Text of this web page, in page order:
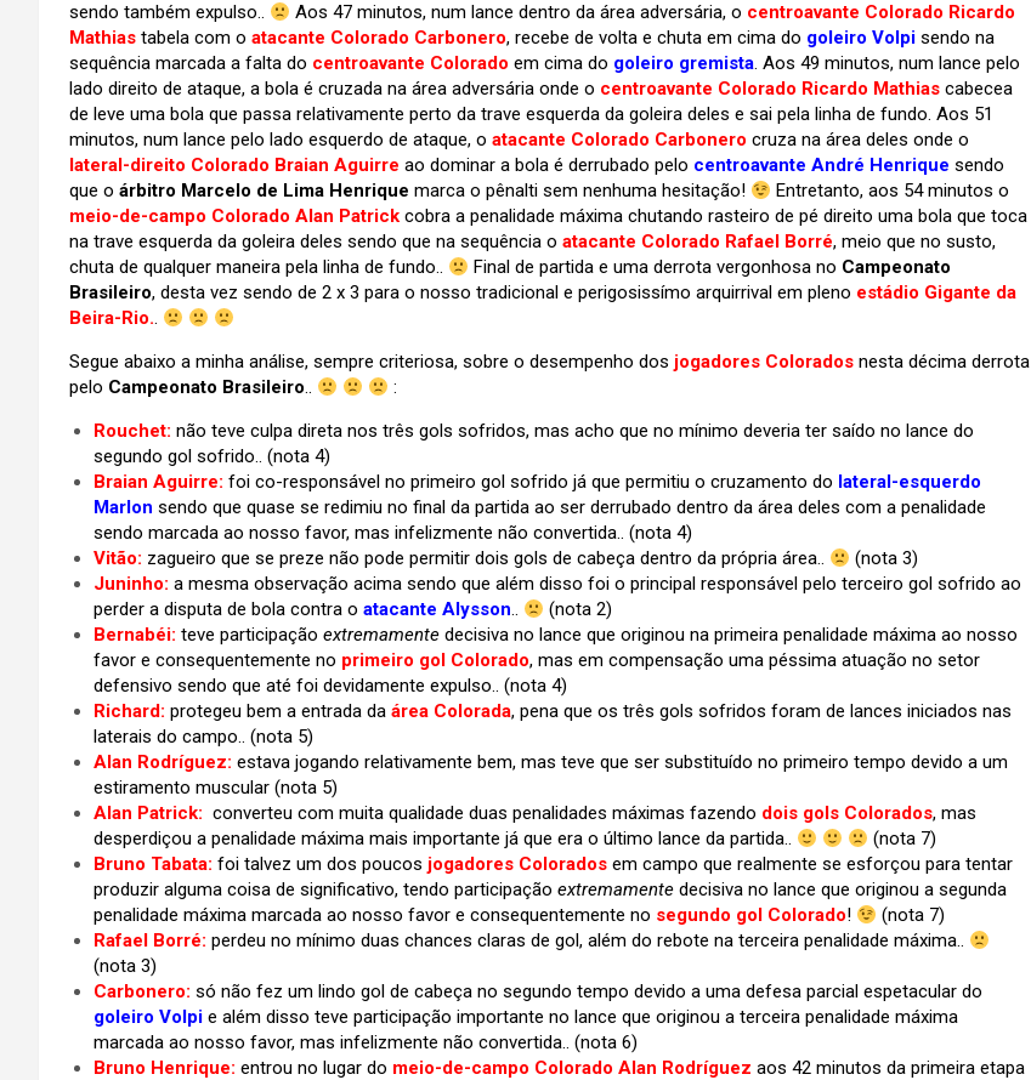
sendo também expulso..
Aos 47 minutos, num lance dentro da área adversária, o centroavante Colorado Ricardo
Mathias tabela com o atacante Colorado Carbonero, recebe de volta e chuta em cima do goleiro Volpi sendo na
sequência marcada a falta do centroavante Colorado em cima do goleiro gremista. Aos 49 minutos, num lance pelo
lado direito de ataque, a bola é cruzada na área adversária onde o centroavante Colorado Ricardo Mathias cabecea
de leve uma bola que passa relativamente perto da trave esquerda da goleira deles e sai pela linha de fundo. Aos 51
minutos, num lance pelo lado esquerdo de ataque, o atacante Colorado Carbonero cruza na área deles onde o
lateral-direito Colorado Braian Aguirre ao dominar a bola é derrubado pelo centroavante André Henrique sendo
que o árbitro Marcelo de Lima Henrique marca o pênalti sem nenhuma hesitação!
Entretanto, aos 54 minutos o
meio-de-campo Colorado Alan Patrick cobra a penalidade máxima chutando rasteiro de pé direito uma bola que toca
na trave esquerda da goleira deles sendo que na sequência o atacante Colorado Rafael Borré, meio que no susto,
chuta de qualquer maneira pela linha de fundo..
Final de partida e uma derrota vergonhosa no Campeonato
Brasileiro, desta vez sendo de 2 x 3 para o nosso tradicional e perigosissímo arquirrival em pleno estádio Gigante da
Beira-Rio..
Segue abaixo a minha análise, sempre criteriosa, sobre o desempenho dos jogadores Colorados nesta décima derrota
pelo Campeonato Brasileiro..
:
Rouchet: não teve culpa direta nos três gols sofridos, mas acho que no mínimo deveria ter saído no lance do
segundo gol sofrido.. (nota 4)
Braian Aguirre: foi co-responsável no primeiro gol sofrido já que permitiu o cruzamento do lateral-esquerdo
Marlon sendo que quase se redimiu no final da partida ao ser derrubado dentro da área deles com a penalidade
sendo marcada ao nosso favor, mas infelizmente não convertida.. (nota 4)
Vitão: zagueiro que se preze não pode permitir dois gols de cabeça dentro da própria área..
(nota 3)
Juninho: a mesma observação acima sendo que além disso foi o principal responsável pelo terceiro gol sofrido ao
perder a disputa de bola contra o atacante Alysson..
(nota 2)
Bernabéi: teve participação extremamente decisiva no lance que originou na primeira penalidade máxima ao nosso
favor e consequentemente no primeiro gol Colorado, mas em compensação uma péssima atuação no setor
defensivo sendo que até foi devidamente expulso.. (nota 4)
Richard: protegeu bem a entrada da área Colorada, pena que os três gols sofridos foram de lances iniciados nas
laterais do campo.. (nota 5)
Alan Rodríguez: estava jogando relativamente bem, mas teve que ser substituído no primeiro tempo devido a um
estiramento muscular (nota 5)
Alan Patrick: converteu com muita qualidade duas penalidades máximas fazendo dois gols Colorados, mas
desperdiçou a penalidade máxima mais importante já que era o último lance da partida..
(nota 7)
Bruno Tabata: foi talvez um dos poucos jogadores Colorados em campo que realmente se esforçou para tentar
produzir alguma coisa de significativo, tendo participação extremamente decisiva no lance que originou a segunda
penalidade máxima marcada ao nosso favor e consequentemente no segundo gol Colorado!
(nota 7)
Rafael Borré: perdeu no mínimo duas chances claras de gol, além do rebote na terceira penalidade máxima..
(nota 3)
Carbonero: só não fez um lindo gol de cabeça no segundo tempo devido a uma defesa parcial espetacular do
goleiro Volpi e além disso teve participação importante no lance que originou a terceira penalidade máxima
marcada ao nosso favor, mas infelizmente não convertida.. (nota 6)
Bruno Henrique: entrou no lugar do meio-de-campo Colorado Alan Rodríguez aos 42 minutos da primeira etapa